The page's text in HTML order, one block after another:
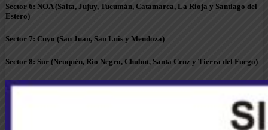
Sector 6: NOA (Salta, Jujuy, Tucumán, Catamarca, La Rioja y Santiago del
Estero)
Sector 7: Cuyo (San Juan, San Luis y Mendoza)
Sector 8: Sur (Neuquén, Rio Negro, Chubut, Santa Cruz y Tierra del Fuego)